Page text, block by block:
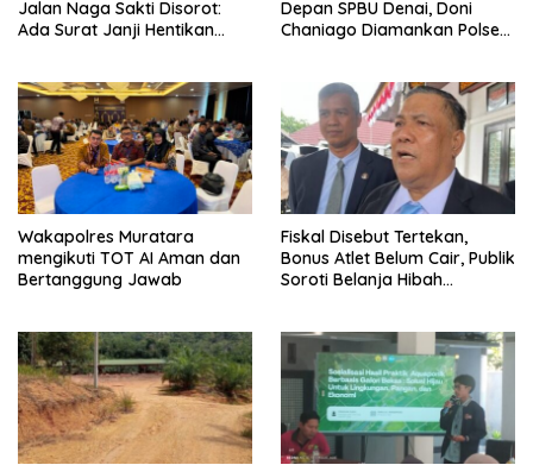
Jalan Naga Sakti Disorot:
Ada Surat Janji Hentikan
Depan SPBU Denai, Doni
Chaniago Diamankan Polsek
Wakapolres Muratara
mengikuti TOT AI Aman dan
Bertanggung Jawab
Fiskal Disebut Tertekan,
Bonus Atlet Belum Cair, Publik
Soroti Belanja Hibah